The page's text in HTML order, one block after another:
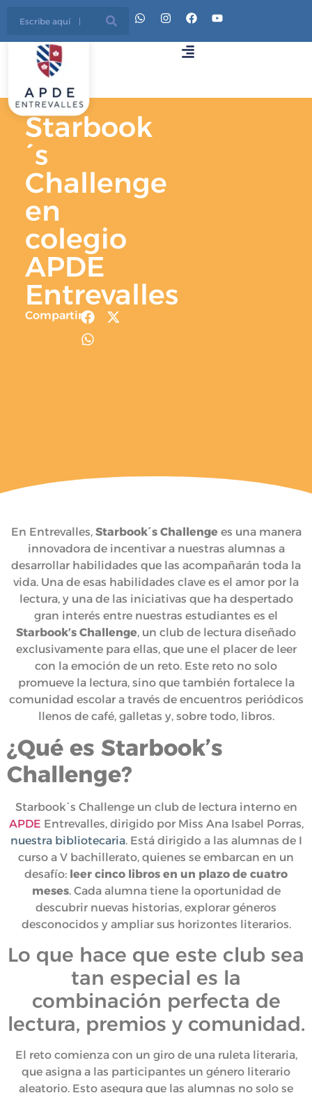
Starbook
´s
Challenge
en
colegio
APDE
Entrevalles
Compartir
En Entrevalles,Starbook´s Challengees una manera
innovadora de incentivar a nuestras alumnas a
desarrollar habilidades que las acompañarán toda la
vida. Una de esas habilidades clave es el amor por la
lectura, y una de las iniciativas que ha despertado
gran interés entre nuestras estudiantes es el
Starbook’s Challenge, un club de lectura diseñado
exclusivamente para ellas, que une el placer de leer
con la emoción de un reto. Este reto no solo
promueve la lectura, sino que también fortalece la
comunidad escolar a través de encuentros periódicos
llenos de café, galletas y, sobre todo, libros.
¿Qué es Starbook’s
Challenge?
Starbook´s Challenge un club de lectura interno en
APDE Entrevalles, dirigido por Miss Ana Isabel Porras,
nuestra bibliotecaria. Está dirigido a las alumnas de I
curso a V bachillerato, quienes se embarcan en un
desafío: leer cinco libros en un plazo de cuatro
meses. Cada alumna tiene la oportunidad de
descubrir nuevas historias, explorar géneros
desconocidos y ampliar sus horizontes literarios.
Lo que hace que este club sea
tan especial es la
combinación perfecta de
lectura, premios y comunidad.
El reto comienza con un giro de una ruleta literaria,
que asigna a las participantes un género literario
aleatorio. Esto asegura que las alumnas no solo se